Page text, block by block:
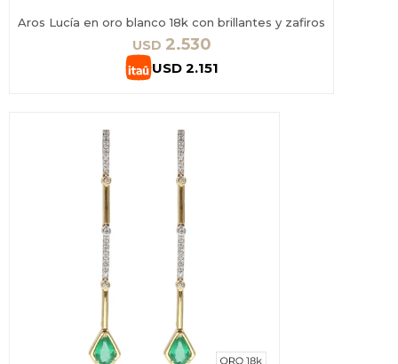
Aros Lucía en oro blanco 18k con brillantes y zafiros
USD 2.530
USD 2.151